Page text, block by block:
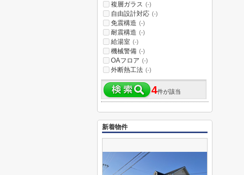
複層ガラス (-)
自由設計対応 (-)
免震構造 (-)
耐震構造 (-)
給湯室 (-)
機械警備 (-)
OAフロア (-)
外断熱工法 (-)
4件が該当
新着物件